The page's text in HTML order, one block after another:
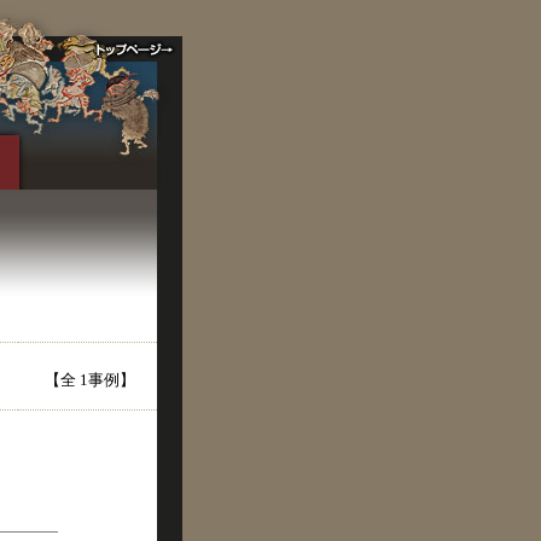
【全 1事例】